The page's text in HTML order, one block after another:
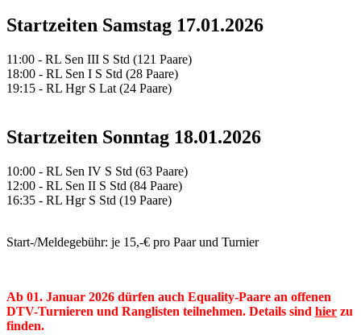
Startzeiten Samstag 17.01.2026
11:00 - RL Sen III S Std (121 Paare)
18:00 - RL Sen I S Std (28 Paare)
19:15 - RL Hgr S Lat (24 Paare)
Startzeiten Sonntag 18.01.2026
10:00 - RL Sen IV S Std (63 Paare)
12:00 - RL Sen II S Std (84 Paare)
16:35 - RL Hgr S Std (19 Paare)
Start-/Meldegebühr: je 15,-€ pro Paar und Turnier
Ab 01. Januar 2026 dürfen auch Equality-Paare an offenen
DTV-Turnieren und Ranglisten teilnehmen. Details sind hier zu
finden.